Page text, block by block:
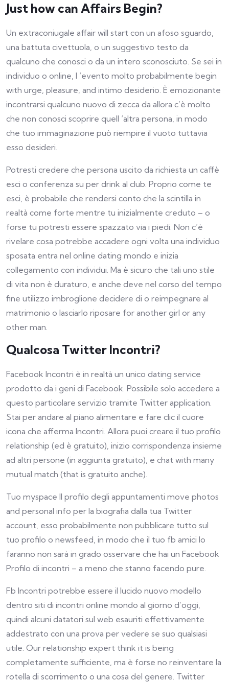
Just how can Affairs Begin?
Un extraconiugale affair will start con un afoso sguardo,
una battuta civettuola, o un suggestivo testo da
qualcuno che conosci o da un intero sconosciuto. Se sei in
individuo o online, l ‘evento molto probabilmente begin
with urge, pleasure, and intimo desiderio. È emozionante
incontrarsi qualcuno nuovo di zecca da allora c’è molto
che non conosci scoprire quell ‘altra persona, in modo
che tuo immaginazione può riempire il vuoto tuttavia
esso desideri.
Potresti credere che persona uscito da richiesta un caffè
esci o conferenza su per drink al club. Proprio come te
esci, è probabile che rendersi conto che la scintilla in
realtà come forte mentre tu inizialmente creduto – o
forse tu potresti essere spazzato via i piedi. Non c’è
rivelare cosa potrebbe accadere ogni volta una individuo
sposata entra nel online dating mondo e inizia
collegamento con individui. Ma è sicuro che tali uno stile
di vita non è duraturo, e anche deve nel corso del tempo
fine utilizzo imbroglione decidere di o reimpegnare al
matrimonio o lasciarlo riposare for another girl or any
other man.
Qualcosa Twitter Incontri?
Facebook Incontri è in realtà un unico dating service
prodotto da i geni di Facebook. Possibile solo accedere a
questo particolare servizio tramite Twitter application.
Stai per andare al piano alimentare e fare clic il cuore
icona che afferma Incontri. Allora puoi creare il tuo profilo
relationship (ed è gratuito), inizio corrispondenza insieme
ad altri persone (in aggiunta gratuito), e chat with many
mutual match (that is gratuito anche).
Tuo myspace Il profilo degli appuntamenti move photos
and personal info per la biografia dalla tua Twitter
account, esso probabilmente non pubblicare tutto sul
tuo profilo o newsfeed, in modo che il tuo fb amici lo
faranno non sarà in grado osservare che hai un Facebook
Profilo di incontri – a meno che stanno facendo pure.
Fb Incontri potrebbe essere il lucido nuovo modello
dentro siti di incontri online mondo al giorno d’oggi,
quindi alcuni datatori sul web esauriti effettivamente
addestrato con una prova per vedere se suo qualsiasi
utile. Our relationship expert think it is being
completamente sufficiente, ma è forse no reinventare la
rotella di scorrimento o una cosa del genere. Twitter